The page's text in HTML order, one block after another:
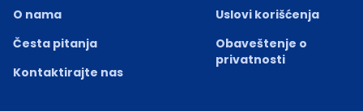
O nama
Česta pitanja
Kontaktirajte nas
Uslovi korišćenja
Obaveštenje o
privatnosti